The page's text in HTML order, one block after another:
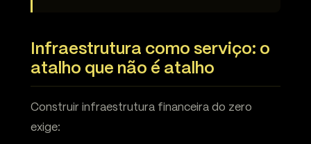
Infraestrutura como serviço: o
atalho que não é atalho
Construir infraestrutura financeira do zero
exige: